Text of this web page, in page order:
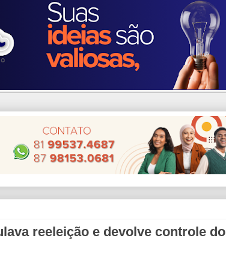
reeleição e devolve controle do